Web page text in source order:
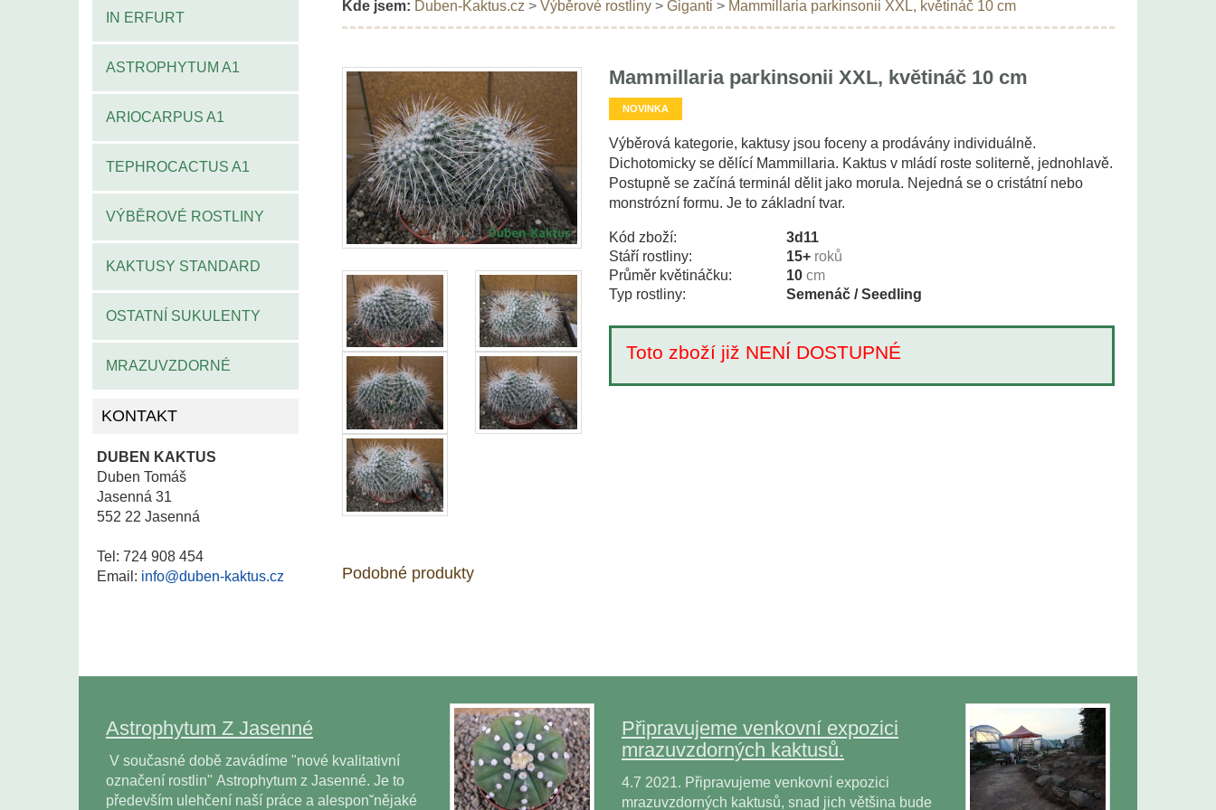
IN ERFURT
ASTROPHYTUM A1
ARIOCARPUS A1
TEPHROCACTUS A1
VÝBĚROVÉ ROSTLINY
KAKTUSY STANDARD
OSTATNÍ SUKULENTY
MRAZUVZDORNÉ
KONTAKT
DUBEN KAKTUS
Duben Tomáš
Jasenná 31
552 22 Jasenná
Tel: 724 908 454
Email: info@duben-kaktus.cz
Kde jsem: Duben-Kaktus.cz > Výběrové rostliny> Giganti > Mammillaria parkinsonii XXL, květináč 10 cm
Mammillaria parkinsonii XXL, květináč 10 cm
NOVINKA
Výběrová kategorie, kaktusy jsou foceny a prodávány individuálně.
Dichotomicky se dělící Mammillaria. Kaktus v mládí roste soliterně, jednohlavě.
Postupně se začíná terminál dělit jako morula. Nejedná se o cristátní nebo
monstrózní formu. Je to základní tvar.
Kód zboží:
3d11
Stáří rostliny:
15+ roků
Průměr květináčku:
10 cm
Typ rostliny:
Semenáč / Seedling
Toto zboží již NENÍ DOSTUPNÉ
Podobné produkty
Astrophytum Z Jasenné
V současné době zavádíme "nové kvalitativní
označení rostlin" Astrophytum z Jasenné. Je to
především ulehčení naší práce a alesponˇnějaké
Připravujeme venkovní expozici
mrazuvzdorných kaktusů.
4.7 2021. Připravujeme venkovní expozici
mrazuvzdorných kaktusů, snad jich většina bude